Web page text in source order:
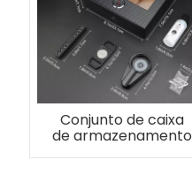
Conjunto de caixa
de armazenamento